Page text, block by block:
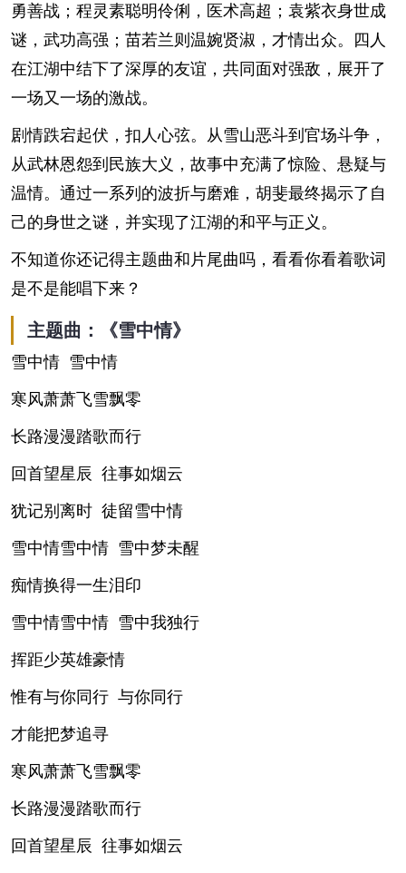
勇善战；程灵素聪明伶俐，医术高超；袁紫衣身世成
谜，武功高强；苗若兰则温婉贤淑，才情出众。四人
在江湖中结下了深厚的友谊，共同面对强敌，展开了
一场又一场的激战。
剧情跌宕起伏，扣人心弦。从雪山恶斗到官场斗争，
从武林恩怨到民族大义，故事中充满了惊险、悬疑与
温情。通过一系列的波折与磨难，胡斐最终揭示了自
己的身世之谜，并实现了江湖的和平与正义。
不知道你还记得主题曲和片尾曲吗，看看你看着歌词
是不是能唱下来？
主题曲：《雪中情》
雪中情 雪中情
寒风萧萧飞雪飘零
长路漫漫踏歌而行
回首望星辰 往事如烟云
犹记别离时 徒留雪中情
雪中情雪中情 雪中梦未醒
痴情换得一生泪印
雪中情雪中情 雪中我独行
挥距少英雄豪情
惟有与你同行 与你同行
才能把梦追寻
寒风萧萧飞雪飘零
长路漫漫踏歌而行
回首望星辰 往事如烟云